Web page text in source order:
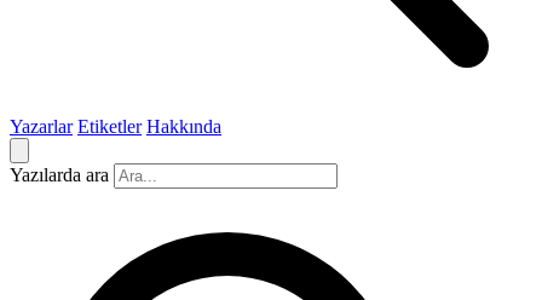
Yazarlar Etiketler Hakkında
Yazılarda ara